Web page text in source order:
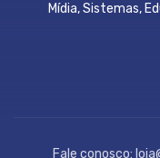
Mídia, Sistemas,
Fale conosco: